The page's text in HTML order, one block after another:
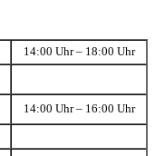
14:00 Uhr – 18:00 Uhr
14:00 Uhr – 16:00 Uhr